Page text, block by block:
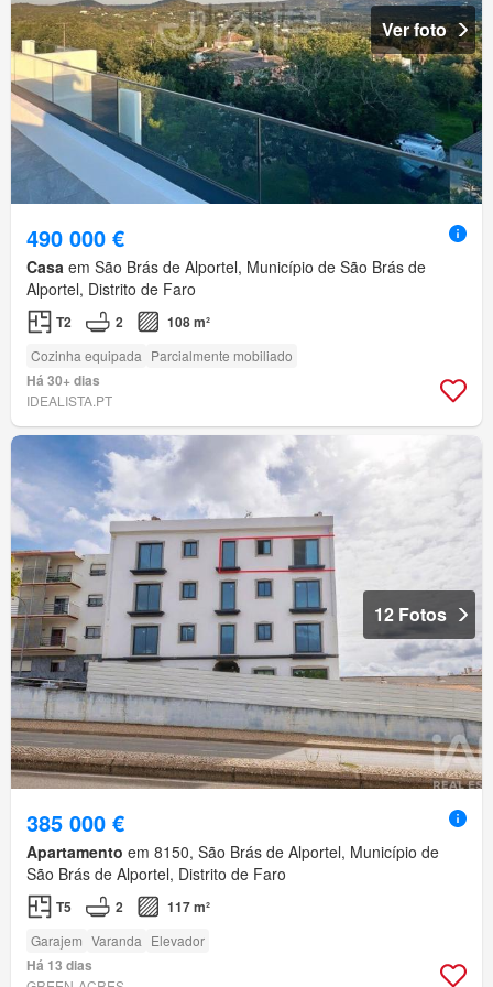
Ver foto
490 000 €
Casa em São Brás de Alportel, Município de São Brás de
Alportel, Distrito de Faro
T2 2 108 m²
Cozinha equipada Parcialmente mobiliado
Há 30+ dias
IDEALISTA.PT
12 Fotos
385 000 €
Apartamento em 8150, São Brás de Alportel, Município de
São Brás de Alportel, Distrito de Faro
T5 2 117 m²
Garajem Varanda Elevador
Há 13 dias